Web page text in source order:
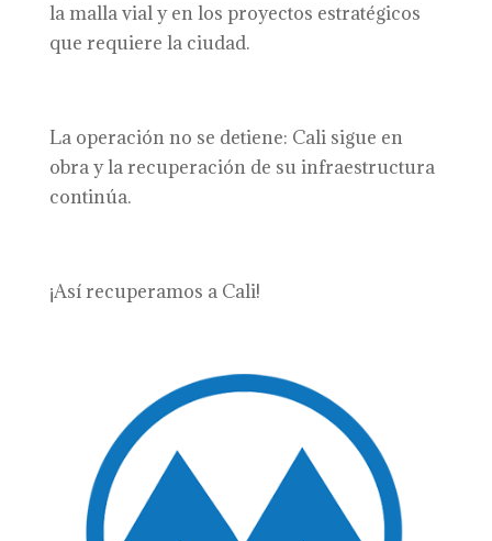
la malla vial y en los proyectos estratégicos
que requiere la ciudad.
La operación no se detiene: Cali sigue en
obra y la recuperación de su infraestructura
continúa.
¡Así recuperamos a Cali!